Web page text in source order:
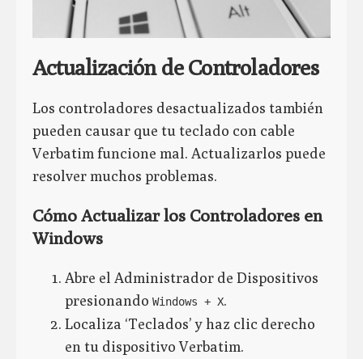
Actualización de Controladores
Los controladores desactualizados también
pueden causar que tu teclado con cable
Verbatim funcione mal. Actualizarlos puede
resolver muchos problemas.
Cómo Actualizar los Controladores en
Windows
Abre el Administrador de Dispositivos
presionando Windows + X.
Localiza ‘Teclados’ y haz clic derecho
en tu dispositivo Verbatim.